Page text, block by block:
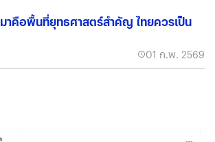
าคือพื้นที่ยุทธศาสตร์สำคัญ ไทยควรเป็น
01 ก.พ. 2569